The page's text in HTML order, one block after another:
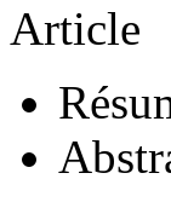
Article